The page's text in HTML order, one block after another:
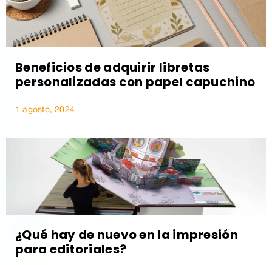
Beneficios de adquirir libretas
personalizadas con papel capuchino
1 agosto, 2024
¿Qué hay de nuevo en la impresión
para editoriales?